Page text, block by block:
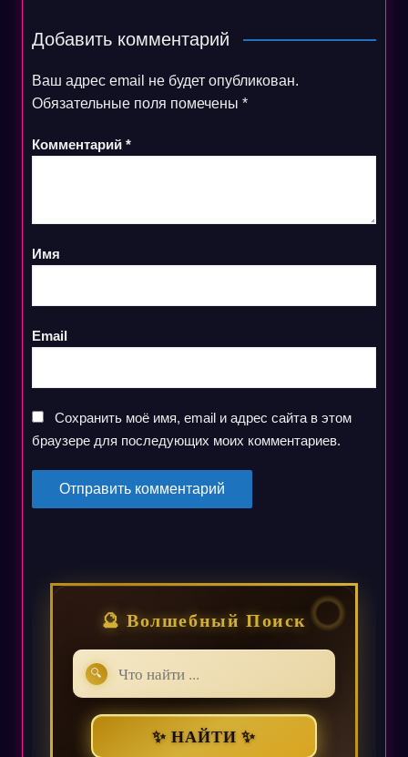
Добавить комментарий
Ваш адрес email не будет опубликован.
Обязательные поля помечены *
Комментарий *
Имя
Email
Сохранить моё имя, email и адрес сайта в этом
браузере для последующих моих комментариев.
🔮 Волшебный Поиск
🔍
✨ НАЙТИ ✨